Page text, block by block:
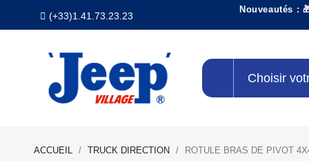
(+33)1.41.73.23.23
Nouveautés :
Choisir
ACCUEIL TRUCK DIRECTION ROTULE BRAS DE PIVOT